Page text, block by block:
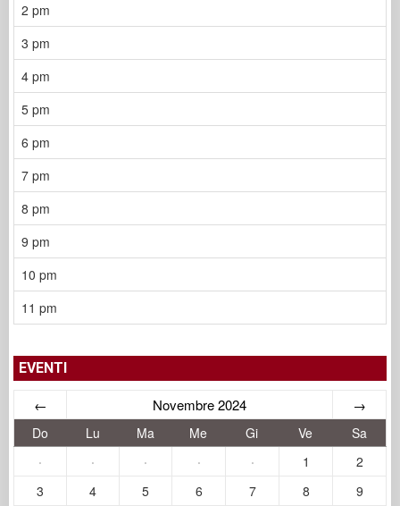
2 pm
3 pm
4 pm
5 pm
6 pm
7 pm
8 pm
9 pm
10 pm
11 pm
EVENTI
← Novembre 2024 →
Do Lu Ma Me Gi Ve
Sa
·
· · · · 1
2
3
4 5 6 7 8 9